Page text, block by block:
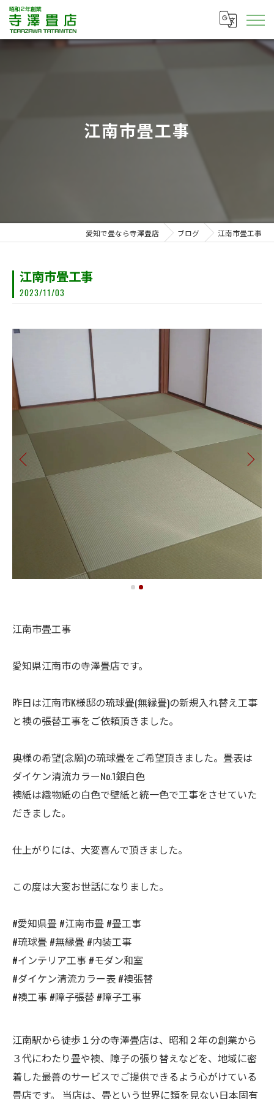
江南市畳工事
愛知で畳なら寺澤畳店 ブログ 江南市畳工事
江南市畳工事
2023/11/03
江南市畳工事
愛知県江南市の寺澤畳店です。
昨日は江南市K様邸の琉球畳(無縁畳)の新規入れ替え工事
と襖の張替工事をご依頼頂きました。
奥様の希望(念願)の琉球畳をご希望頂きました。畳表は
ダイケン清流カラーNo.1銀白色
襖紙は織物紙の白色で壁紙と統一色で工事をさせていた
だきました。
仕上がりには、大変喜んで頂きました。
この度は大変お世話になりました。
#愛知県畳 #江南市畳 #畳工事
#琉球畳 #無縁畳 #内装工事
#インテリア工事 #モダン和室
#ダイケン清流カラー表 #襖張替
#襖工事 #障子張替 #障子工事
江南駅から徒歩１分の寺澤畳店は、昭和２年の創業から
３代にわたり畳や襖、障子の張り替えなどを、地域に密
着した最善のサービスでご提供できるよう心がけている
畳店です。 当店は、畳という世界に類を見ない日本固有